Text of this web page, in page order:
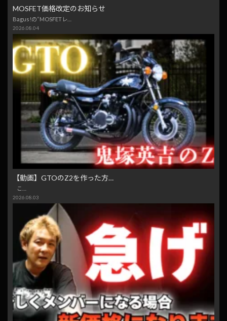
MOSFET価格改定のお知らせ
Bagus!の“MOSFETレ…
2026.08.04
【動画】GTOのZ2を作った方…
こ…
2026.08.03